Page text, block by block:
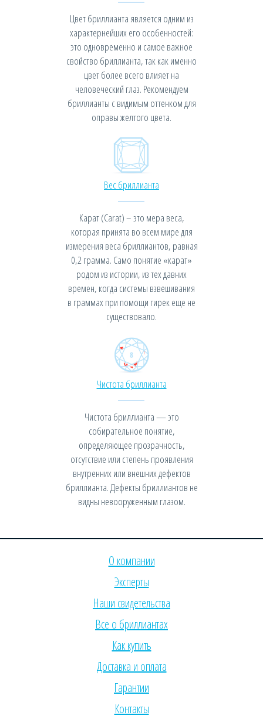
Цвет бриллианта является одним из
характернейших его особенностей:
это одновременно и самое важное
свойство бриллианта, так как именно
цвет более всего влияет на
человеческий глаз. Рекомендуем
бриллианты с видимым оттенком для
оправы желтого цвета.
Вес бриллианта
Карат (Carat) – это мера веса,
которая принята во всем мире для
измерения веса бриллиантов, равная
0,2 грамма. Само понятие «карат»
родом из истории, из тех давних
времен, когда системы взвешивания
в граммах при помощи гирек еще не
существовало.
Чистота бриллианта
Чистота бриллианта — это
собирательное понятие,
определяющее прозрачность,
отсутствие или степень проявления
внутренних или внешних дефектов
бриллианта. Дефекты бриллиантов не
видны невооруженным глазом.
О компании
Эксперты
Наши свидетельства
Все о бриллиантах
Как купить
Доставка и оплата
Гарантии
Контакты